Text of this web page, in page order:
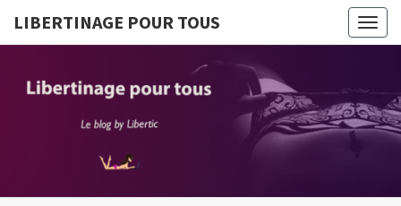
LIBERTINAGE POUR TOUS